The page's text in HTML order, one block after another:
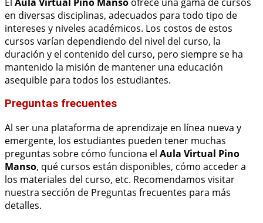
en diversas disciplinas, adecuados para todo tipo de
intereses y niveles académicos. Los costos de estos
cursos varían dependiendo del nivel del curso, la
duración y el contenido del curso, pero siempre se ha
mantenido la misión de mantener una educación
asequible para todos los estudiantes.
Preguntas frecuentes
Al ser una plataforma de aprendizaje en línea nueva y
emergente, los estudiantes pueden tener muchas
preguntas sobre cómo funciona el Aula Virtual Pino
Manso, qué cursos están disponibles, cómo acceder a
los materiales del curso, etc. Recomendamos visitar
nuestra sección de Preguntas frecuentes para más
detalles.